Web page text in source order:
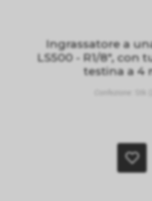
Ingrassatore a
LS500 - R1/8", con
testina a 4